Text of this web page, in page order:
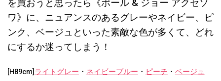
を買おうと思ったら《ポール & ジョー アクセソ
ワ》に、ニュアンスのあるグレーやネイビー、ピ
ンク、ベージュといった素敵な色が多くて、どれ
にするか迷ってしまう！
[H89cm]ライトグレー ・ ネイビーブルー ・ ピーチ ・ ベージュ